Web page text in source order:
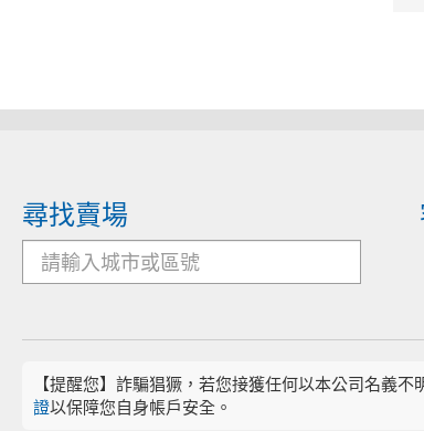
尋找賣場
【提醒您】詐騙猖獗，若您接獲任何以本公司名義
證以保障您自身帳戶安全。